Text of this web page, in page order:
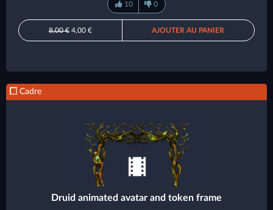
10 0
8,00 €4,00 € AJOUTER AU PANIER
Cadre
Druid animated avatar and token frame